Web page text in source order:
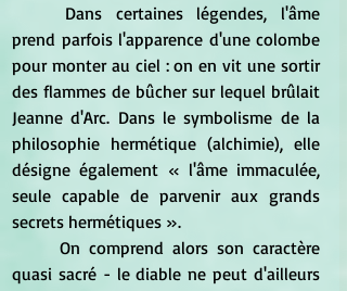
prend parfois l'apparence d'une colombe
pour monter au ciel : on en vit une sortir
des flammes de bûcher sur lequel brûlait
Jeanne d'Arc. Dans le symbolisme de la
philosophie hermétique (alchimie), elle
désigne également « l'âme immaculée,
seule capable de parvenir aux grands
secrets hermétiques ».
quasi sacré - le diable ne peut d'ailleurs